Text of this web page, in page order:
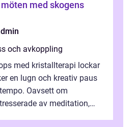
med skogens
och avkoppling
med kristallterapi lockar
en lugn och kreativ paus
Oavsett om
av meditation,